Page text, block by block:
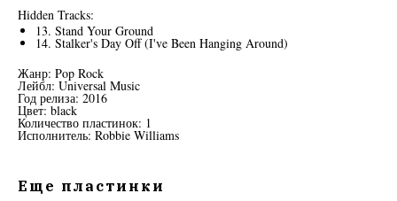
Hidden Tracks:
13. Stand Your Ground
14. Stalker's Day Off (I've Been Hanging Around)
Жанр: Pop Rock
Лейбл: Universal Music
Год релиза: 2016
Цвет: black
Количество пластинок: 1
Исполнитель: Robbie Williams
Еще пластинки